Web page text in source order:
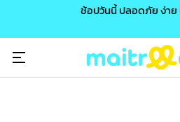
ช้อปวันนี้ ปลอดภัย ง่าย